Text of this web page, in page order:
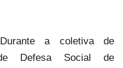
a coletiva de
Defesa Social de